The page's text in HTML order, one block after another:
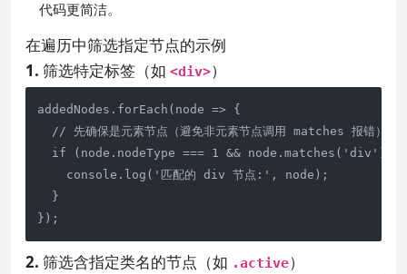
代码更简洁。
在遍历中筛选指定节点的示例
1. 筛选特定标签（如 <div>）
addedNodes.forEach(node => {
  // 先确保是元素节点（避免非元素节点调用 matches 报错）
if (node.nodeType === 1 && node.matches('div'))
    console.log('匹配的 div 节点:', node);
  }
});
2. 筛选含指定类名的节点（如 .active）